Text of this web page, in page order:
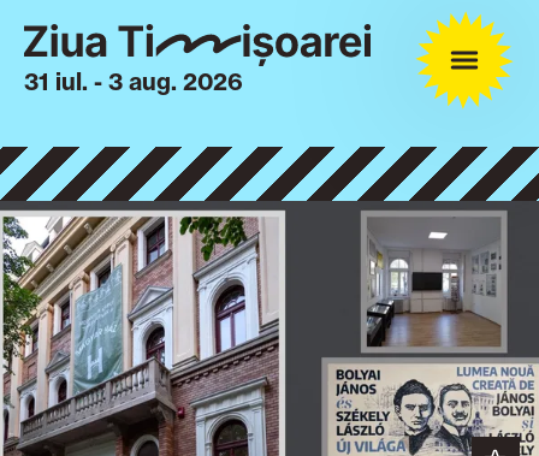
31 iul. - 3 aug. 2026